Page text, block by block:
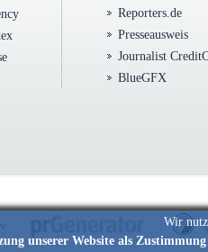
Wir
unserer Website als
Reporters.de
Presseausweis
Journalist
BlueGFX